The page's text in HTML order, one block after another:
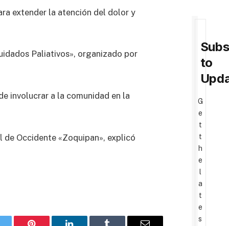
extender la atención del dolor y
Paliativos», organizado por
involucrar a la comunidad en la
Occidente «Zoquipan», explicó
to
G
e
t
t
h
e
l
a
t
e
s